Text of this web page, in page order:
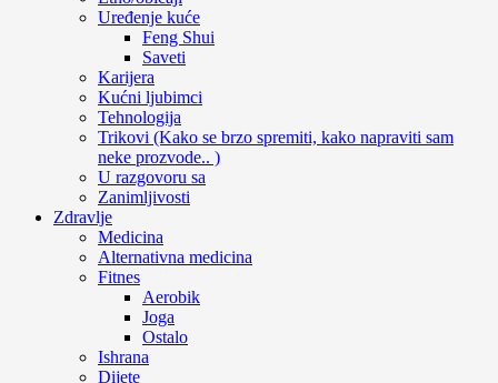
Uređenje kuće
Feng Shui
Saveti
Karijera
Kućni ljubimci
Tehnologija
Trikovi (Kako se brzo spremiti, kako napraviti sam
neke prozvode.. )
U razgovoru sa
Zanimljivosti
Zdravlje
Medicina
Alternativna medicina
Fitnes
Aerobik
Joga
Ostalo
Ishrana
Dijete